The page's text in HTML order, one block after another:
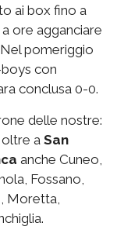
ai box fino a
ore agganciare
pomeriggio
con
conclusa 0-0.
delle nostre:
a San
anche Cuneo,
Fossano,
Moretta,